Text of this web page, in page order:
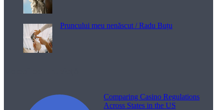
Pruncului meu nenăscut / Radu Buțu
Comparing Casino Regulations
Across States in the US